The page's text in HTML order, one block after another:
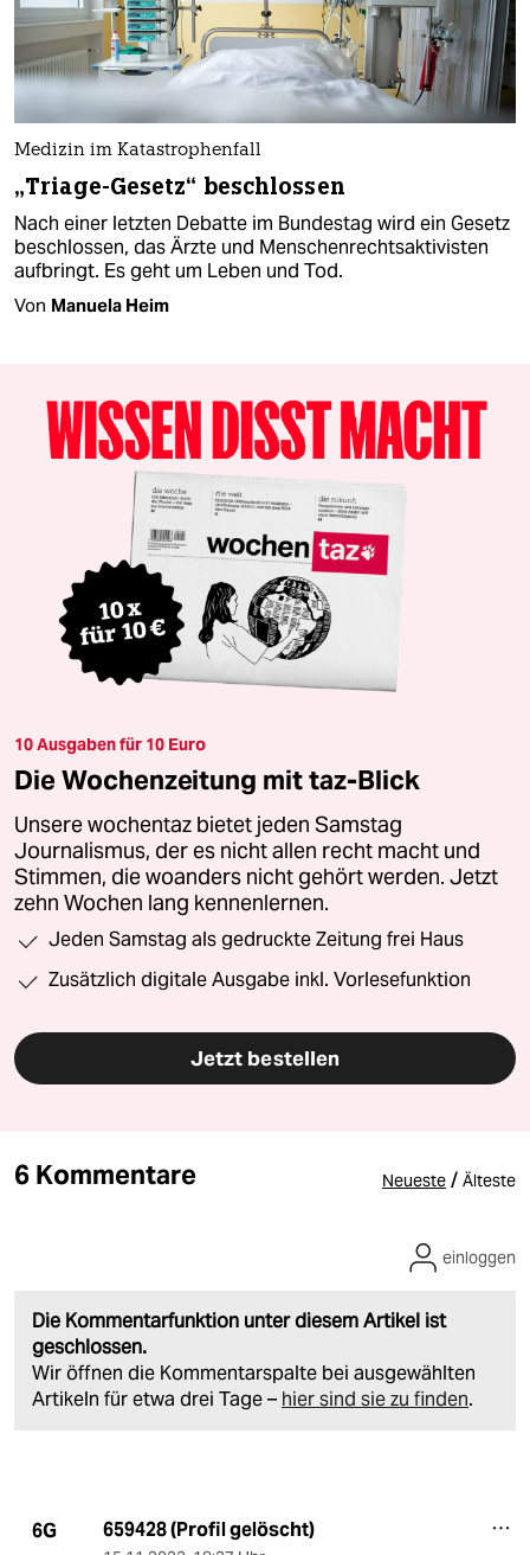
Medizin im Katastrophenfall
„Triage-Gesetz“ beschlossen
Nach einer letzten Debatte im Bundestag wird ein Gesetz
beschlossen, das Ärzte und Men­schen­rechts­ak­ti­vis­ten
aufbringt. Es geht um Leben und Tod.
Von Manuela Heim
10 Ausgaben für 10 Euro
Die Wochenzeitung mit taz-Blick
Unsere wochentaz bietet jeden Samstag
Journalismus, der es nicht allen recht macht und
Stimmen, die woanders nicht gehört werden. Jetzt
zehn Wochen lang kennenlernen.
Jeden Samstag als gedruckte Zeitung frei Haus
Zusätzlich digitale Ausgabe inkl. Vorlesefunktion
Jetzt bestellen
6 Kommentare Neueste / Älteste
Die Kommentarfunktion unter diesem Artikel ist
geschlossen.
Wir öffnen die Kommentarspalte bei ausgewählten
Artikeln für etwa drei Tage – hier sind sie zu finden.
einloggen
6G 659428 (Profil gelöscht)